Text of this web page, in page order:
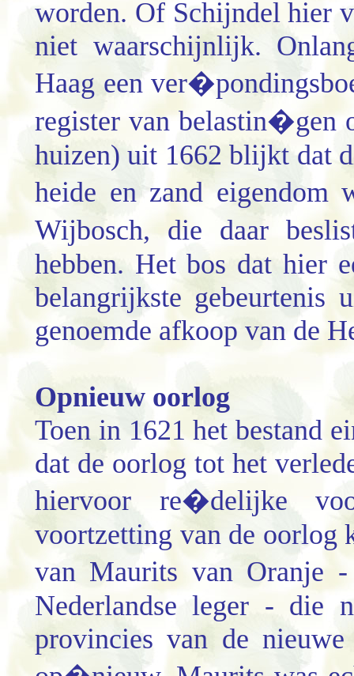
worden. Of Schijndel hier
niet waarschijnlijk.
Haag een
register van belastin�gen
huizen) uit 1662 blijkt dat
heide en zand
Wijbosch, die daar
hebben. Het bos dat hier
belangrijkste gebeurtenis
genoemde afkoop van de
Opnieuw oorlog
Toen in 1621 het bestand
dat de oorlog tot het
hiervoor re�delijke
voortzetting van de oorlog
van Maurits van Oranje
Nederlandse leger - die
provincies van de